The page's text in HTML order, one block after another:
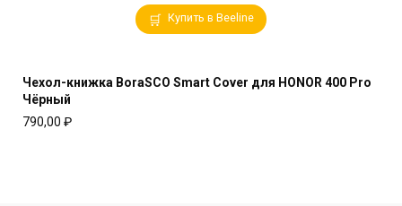
Купить в Beeline
Чехол-книжка BoraSCO Smart Cover для HONOR 400 Pro
Чёрный
790,00 ₽